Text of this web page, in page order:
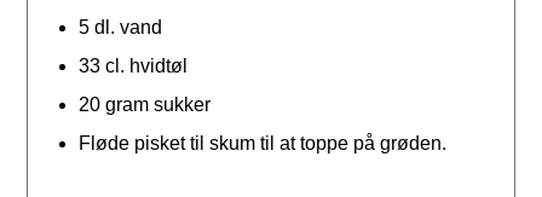
5 dl. vand
33 cl. hvidtøl
20 gram sukker
Fløde pisket til skum til at toppe på grøden.